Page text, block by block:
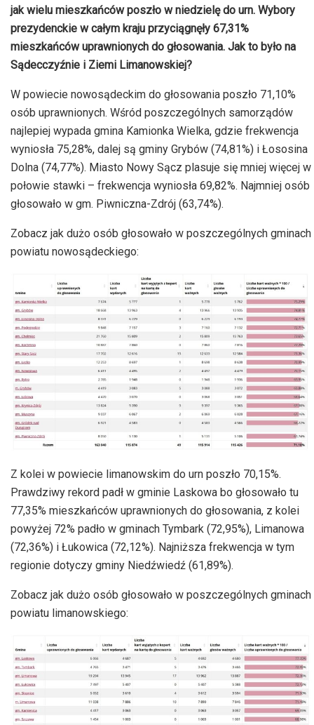
jak wielu mieszkańców poszło w niedzielę do urn. Wybory
prezydenckie w całym kraju przyciągnęły 67,31%
mieszkańców uprawnionych do głosowania. Jak to było na
Sądecczyźnie i Ziemi Limanowskiej?
W powiecie nowosądeckim do głosowania poszło 71,10%
osób uprawnionych. Wśród poszczególnych samorządów
najlepiej wypada gmina Kamionka Wielka, gdzie frekwencja
wyniosła 75,28%, dalej są gminy Grybów (74,81%) i Łososina
Dolna (74,77%). Miasto Nowy Sącz plasuje się mniej więcej w
połowie stawki – frekwencja wyniosła 69,82%. Najmniej osób
głosowało w gm. Piwniczna-Zdrój (63,74%).
Zobacz jak dużo osób głosowało w poszczególnych gminach
powiatu nowosądeckiego:
Z kolei w powiecie limanowskim do urn poszło 70,15%.
Prawdziwy rekord padł w gminie Laskowa bo głosowało tu
77,35% mieszkańców uprawnionych do głosowania, z kolei
powyżej 72% padło w gminach Tymbark (72,95%), Limanowa
(72,36%) i Łukowica (72,12%). Najniższa frekwencja w tym
regionie dotyczy gminy Niedźwiedź (61,89%).
Zobacz jak dużo osób głosowało w poszczególnych gminach
powiatu limanowskiego: